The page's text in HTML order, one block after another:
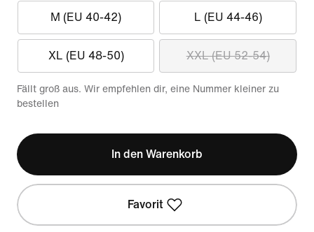
M (EU 40-42) L (EU 44-46)
XL (EU 48-50) XXL (EU 52-54)
Fällt groß aus. Wir empfehlen dir, eine Nummer kleiner zu
bestellen
In den Warenkorb
Favorit